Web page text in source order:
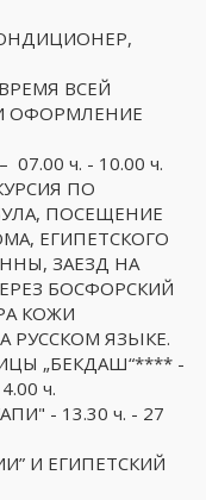
ВСЕЙ
ОФОРМЛЕНИЕ
ч. - 10.00 ч.
ПО
ПОСЕЩЕНИЕ
ЕГИПЕТСКОГО
ЗАЕЗД НА
БОСФОРСКИЙ
КОЖИ
РУССКОМ ЯЗЬIКЕ.
„БЕКДАШ“**** -
ч.
- 13.30 ч. - 27
И ЕГИПЕТСКИЙ